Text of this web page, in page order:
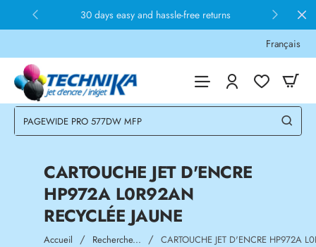
30 days easy and hassle-free returns
Français
CARTOUCHE JET D'ENCRE
HP972A L0R92AN
RECYCLÉE JAUNE
Accueil homeRecherche... CARTOUCHE JET D'ENCRE HP972A